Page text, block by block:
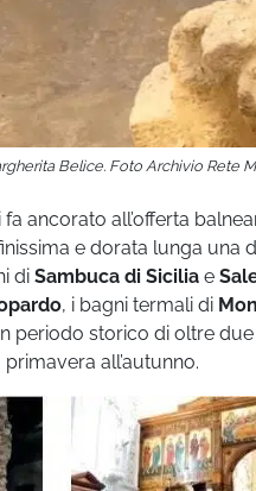
Belìce. Foto Archivio Rete
ancorato all’offerta
e dorata lunga una
di Sambuca di Sicilia e
, i bagni termali di
periodo storico di oltre
all’autunno.